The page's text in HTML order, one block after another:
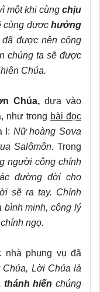
một khi cùngchịu
cùng đượchưởng
được nên công
chúng ta sẽ được
Chúa.
Chúa, dựa vào
như trong bài đọc
I: Nữ hoàng Sơva
Salômôn.Trong
người công chính
đường đời cho
sẽ ra tay. Chính
bình minh, công lý
ngọ.
nhà phụng vụ đã
Chúa, Lời Chúa là
thánh hiến chúng